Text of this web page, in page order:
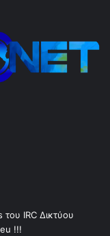
του IRC Δικτύου
!!!